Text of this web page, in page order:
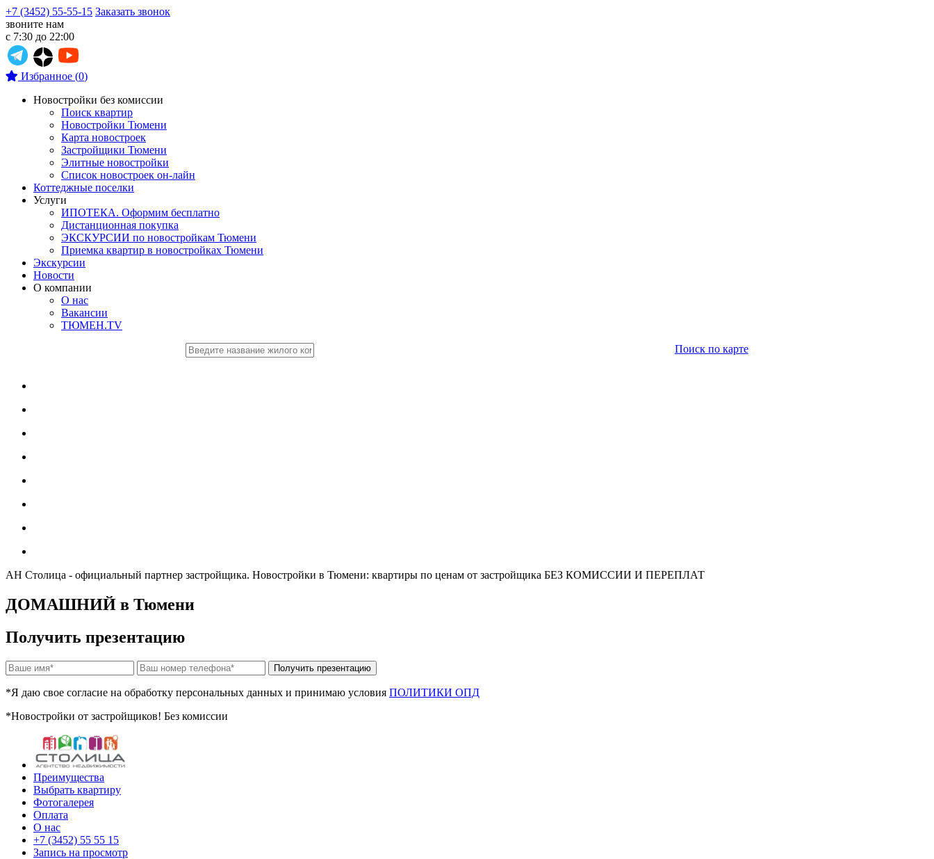
+7 (3452) 55-55-15 Заказать звонок
звоните нам
с 7:30 до 22:00
Избранное (0)
Новостройки без комиссии
Поиск квартир
Новостройки Тюмени
Карта новостроек
Застройщики Тюмени
Элитные новостройки
Список новостроек он-лайн
Коттеджные поселки
Услуги
ИПОТЕКА. Оформим бесплатно
Дистанционная покупка
ЭКСКУРСИИ по новостройкам Тюмени
Приемка квартир в новостройках Тюмени
Экскурсии
Новости
О компании
О нас
Вакансии
ТЮМЕН.TV
Поиск по карте
АН Столица - официальный партнер застройщика. Новостройки в Тюмени: квартиры по ценам от застройщика БЕЗ КОМИССИИ И ПЕРЕПЛАТ
ДОМАШНИЙ в Тюмени
Получить презентацию
*Я даю свое согласие на обработку персональных данных и принимаю условия ПОЛИТИКИ ОПД
*Новостройки от застройщиков! Без комиссии
Преимущества
Выбрать квартиру
Фотогалерея
Оплата
О нас
+7 (3452) 55 55 15
Запись на просмотр